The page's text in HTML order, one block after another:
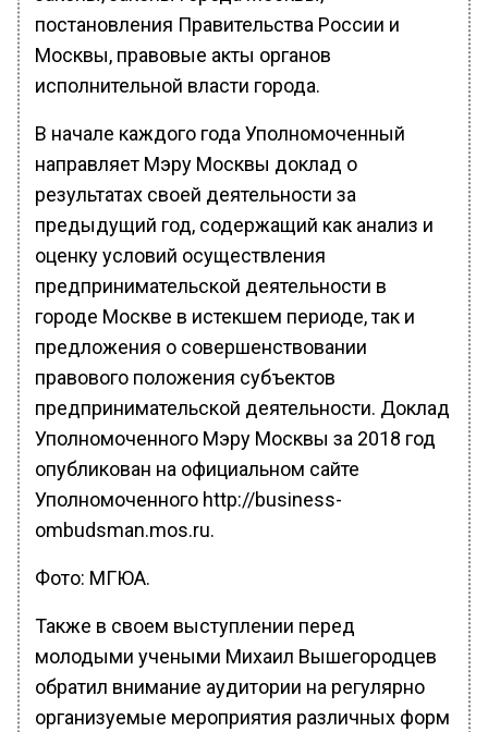
постановления Правительства России и
Москвы, правовые акты органов
исполнительной власти города.
В начале каждого года Уполномоченный
направляет Мэру Москвы доклад о
результатах своей деятельности за
предыдущий год, содержащий как анализ и
оценку условий осуществления
предпринимательской деятельности в
городе Москве в истекшем периоде, так и
предложения о совершенствовании
правового положения субъектов
предпринимательской деятельности. Доклад
Уполномоченного Мэру Москвы за 2018 год
опубликован на официальном сайте
Уполномоченного http://business-
ombudsman.mos.ru.
Фото: МГЮА.
Также в своем выступлении перед
молодыми учеными Михаил Вышегородцев
обратил внимание аудитории на регулярно
организуемые мероприятия различных форм